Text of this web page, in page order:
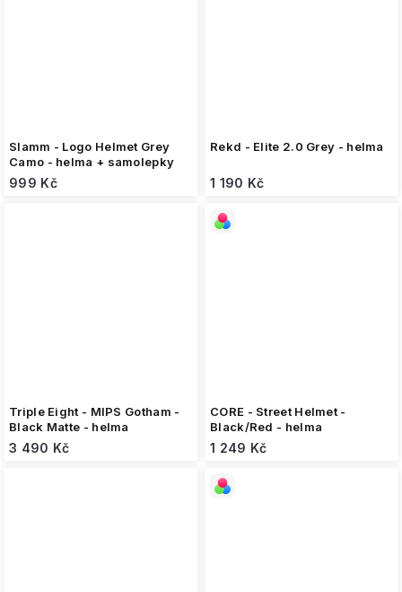
Slamm - Logo Helmet Grey
Camo - helma + samolepky
999 Kč
Rekd - Elite 2.0 Grey - helma
1 190 Kč
Triple Eight - MIPS Gotham -
Black Matte - helma
3 490 Kč
CORE - Street Helmet -
Black/Red - helma
1 249 Kč